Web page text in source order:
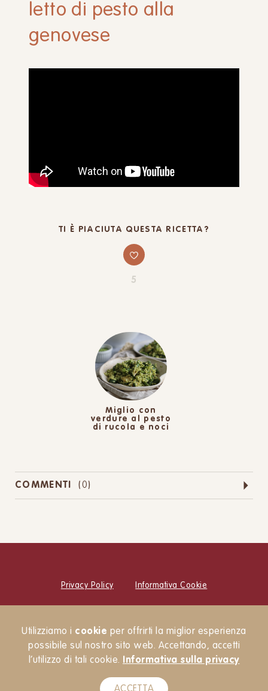
Utilizziamo i cookie per offrirti la miglior esperienza
possibile sul nostro sito web. Accettando, accetti
l’utilizzo di tali cookie. Informativa sulla privacy
letto di pesto alla
genovese
TI È PIACIUTA QUESTA RICETTA?
5
Miglio con
verdure al pesto
di rucola e noci
COMMENTI (0)
Privacy Policy Informativa Cookie
Newsletter